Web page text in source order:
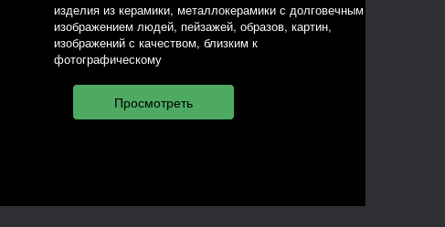
изделия из керамики, металлокерамики с долговечным
изображением людей, пейзажей, образов, картин,
изображений с качеством, близким к
фотографическому